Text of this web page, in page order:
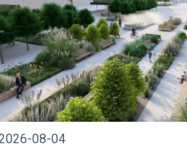
08-04